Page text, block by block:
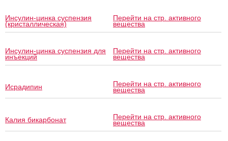
Инсулин-цинка суспензия
(кристаллическая)
Перейти на стр. активного
вещества
Инсулин-цинка суспензия для
инъекций
Перейти на стр. активного
вещества
Исрадипин Перейти на стр. активного
вещества
Калия бикарбонат Перейти на стр. активного
вещества